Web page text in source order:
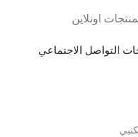
اونلاين
التواصل الاجتماعي